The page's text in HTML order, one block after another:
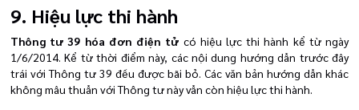
9. Hiệu lực thi hành
Thông tư 39 hóa đơn điện tử có hiệu lực thi hành kể từ ngày
1/6/2014. Kể từ thời điểm này, các nội dung hướng dẫn trước đây
trái với Thông tư 39 đều được bãi bỏ. Các văn bản hướng dẫn khác
không mâu thuẫn với Thông tư này vẫn còn hiệu lực thi hành.